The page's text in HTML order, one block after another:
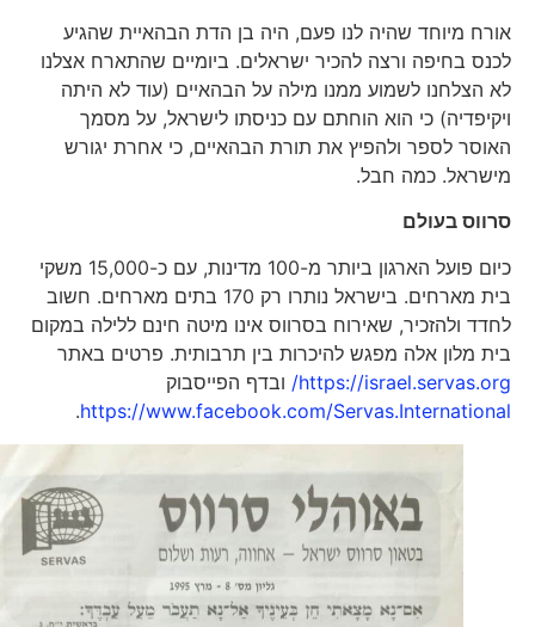
אורח מיוחד שהיה לנו פעם, היה בן הדת הבהאיית שהגיע
לכנס בחיפה ורצה להכיר ישראלים. ביומיים שהתארח אצלנו
לא הצלחנו לשמוע ממנו מילה על הבהאיים (עוד לא היתה
ויקיפדיה) כי הוא הוחתם עם כניסתו לישראל, על מסמך
האוסר לספר ולהפיץ את תורת הבהאיים, כי אחרת יגורש
מישראל. כמה חבל.
סרווס בעולם
כיום פועל הארגון ביותר מ-100 מדינות, עם כ-15,000 משקי
בית מארחים. בישראל נותרו רק 170 בתים מארחים. חשוב
לחדד ולהזכיר, שאירוח בסרווס אינו מיטה חינם ללילה במקום
בית מלון אלה מפגש להיכרות בין תרבותית. פרטים באתר
https://israel.servas.org/ ובדף הפייסבוק
https://www.facebook.com/Servas.International
.